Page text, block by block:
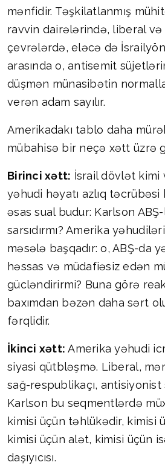
mənfidir. Təşkilatlanmış
ravvin dairələrində, liberal və
çevrələrdə, eləcə də
arasında o, antisemit
düşmən münasibətin
verən adam sayılır.
Amerikadakı tablo daha
mübahisə bir neçə xətt üzrə
Birinci xətt: İsrail dövlət kimi
yəhudi həyatı azlıq
əsas sual budur: Karlson
sarsıdırmı? Amerika
məsələ başqadır: o, ABŞ-da
həssas və müdafiəsiz edən
gücləndirirmi? Buna görə
baxımdan bəzən daha sərt
fərqlidir.
İkinci xətt: Amerika yəhudi
siyasi qütbləşmə. Liberal,
sağ-respublikaçı,
Karlson bu seqmentlərdə
kimisi üçün təhlükədir, kimisi
kimisi üçün alət, kimisi üçün
daşıyıcısı.